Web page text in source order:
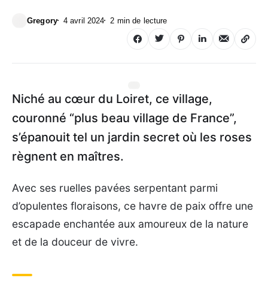
Gregory 4 avril 2024 2 min de lecture
Niché au cœur du Loiret, ce village,
couronné “plus beau village de France”,
s’épanouit tel un jardin secret où les roses
règnent en maîtres.
Avec ses ruelles pavées serpentant parmi
d’opulentes floraisons, ce havre de paix offre une
escapade enchantée aux amoureux de la nature
et de la douceur de vivre.